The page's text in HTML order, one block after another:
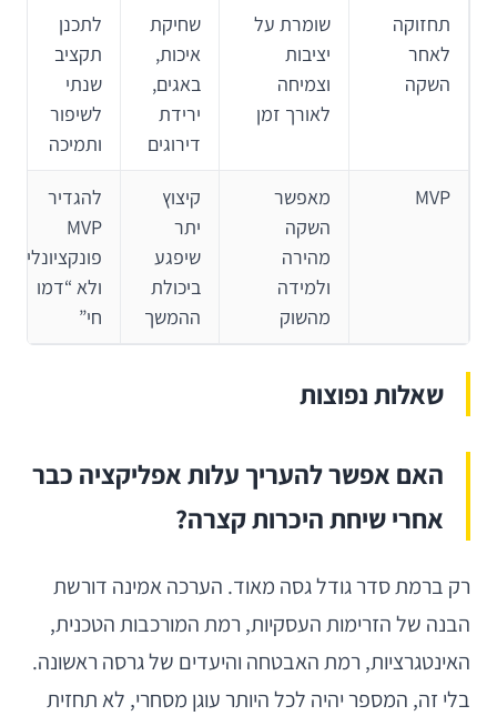
תחזוקה
לאחר
השקה
שומרת על
יציבות
וצמיחה
לאורך זמן
שחיקת
איכות,
באגים,
ירידת
דירוגים
לתכנן
תקציב
שנתי
לשיפור
ותמיכה
MVP
מאפשר
השקה
מהירה
ולמידה
מהשוק
קיצוץ
יתר
שיפגע
ביכולת
ההמשך
להגדיר
MVP
פונקציונלי
ולא “דמו
חי”
שאלות נפוצות
האם אפשר להעריך עלות אפליקציה כבר
אחרי שיחת היכרות קצרה?
רק ברמת סדר גודל גסה מאוד. הערכה אמינה דורשת
הבנה של הזרימות העסקיות, רמת המורכבות הטכנית,
האינטגרציות, רמת האבטחה והיעדים של גרסה ראשונה.
בלי זה, המספר יהיה לכל היותר עוגן מסחרי, לא תחזית